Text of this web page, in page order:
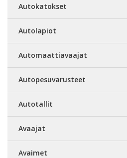
Autokatokset
Autolapiot
Automaattiavaajat
Autopesuvarusteet
Autotallit
Avaajat
Avaimet